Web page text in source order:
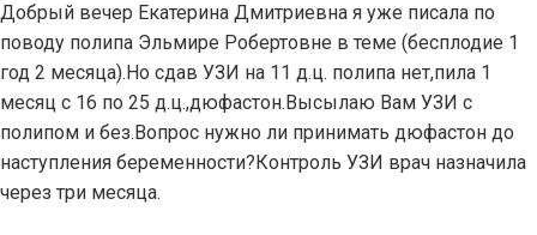
Добрый вечер Екатерина Дмитриевна я уже писала по
поводу полипа Эльмире Робертовне в теме (бесплодие 1
год 2 месяца).Но сдав УЗИ на 11 д.ц. полипа нет,пила 1
месяц с 16 по 25 д.ц.,дюфастон.Высылаю Вам УЗИ с
полипом и без.Вопрос нужно ли принимать дюфастон до
наступления беременности?Контроль УЗИ врач назначила
через три месяца.